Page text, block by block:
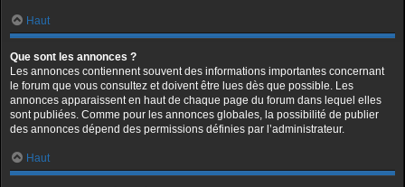
Haut
Que sont les annonces ?
Les annonces contiennent souvent des informations importantes concernant
le forum que vous consultez et doivent être lues dès que possible. Les
annonces apparaissent en haut de chaque page du forum dans lequel elles
sont publiées. Comme pour les annonces globales, la possibilité de publier
des annonces dépend des permissions définies par l’administrateur.
Haut